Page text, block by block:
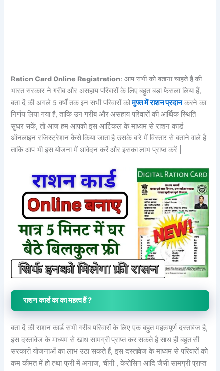
Ration Card Online Registration: आप सभी को बताना चाहते है की
भारत सरकार ने गरीब और असहाय परिवारों के लिए बहुत बड़ा फैसला लिया हैं,
बता दें की अगले 5 वर्षों तक इन सभी परिवारों कोमुफ्त में राशन प्रदानकरने का
निर्णय लिया गया हैं, ताकि उन गरीब और असहाय परिवारों की आर्थिक स्थिति
सुधर सकें, तो आज हम आपको इस आर्टिकल के माध्यम से राशन कार्ड
ऑनलाइन रजिस्ट्रेशन कैसे किया जाता है उसके बारे में विस्तार से बताने वाले है
ताकि आप भी इस योजना में आवेदन करें और इसका लाभ प्राप्त करें |
राशन कार्ड का का महत्व हैं ?
बता दें की राशन कार्ड सभी गरीब परिवारों के लिए एक बहुत महत्वपूर्ण दस्तावेज है,
इस दस्तावेज के माध्यम से खाध सामग्री प्राप्त कर सकते है साथ ही बहुत सी
सरकारी योजनाओं का लाभ उठा सकते हैं, इस दस्तावेज के माध्यम से परिवारों को
कम कीमत में हो तथा फ्री में अनाज, चीनी , केरोसिन आदि जैसी सामग्री प्राप्त